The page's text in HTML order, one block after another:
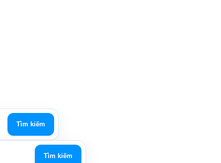
Tìm kiếm
Tìm kiếm